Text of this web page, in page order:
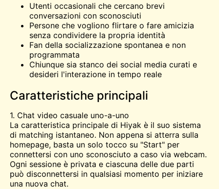
Utenti occasionali che cercano brevi
conversazioni con sconosciuti
Persone che vogliono flirtare o fare amicizia
senza condividere la propria identità
Fan della socializzazione spontanea e non
programmata
Chiunque sia stanco dei social media curati e
desideri l'interazione in tempo reale
Caratteristiche principali
1. Chat video casuale uno-a-uno
La caratteristica principale di Hiyak è il suo sistema
di matching istantaneo. Non appena si atterra sulla
homepage, basta un solo tocco su "Start" per
connettersi con uno sconosciuto a caso via webcam.
Ogni sessione è privata e ciascuna delle due parti
può disconnettersi in qualsiasi momento per iniziare
una nuova chat.